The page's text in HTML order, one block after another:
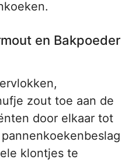
en Bakpoeder
zout toe aan de
door elkaar tot
klontjes te